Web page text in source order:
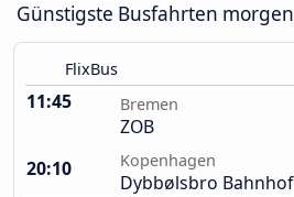
Günstigste Busfahrten morgen
FlixBus
11:45 Bremen
ZOB
20:10
Kopenhagen
Dybbølsbro Bahnhof